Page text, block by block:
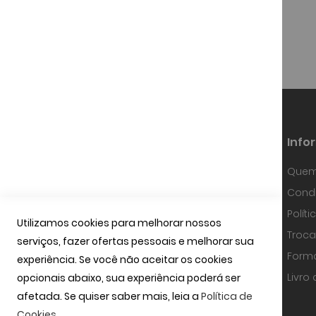
contínua evolução, investindo em
equipamentos de alta precisão, na
tecnologia óptica mais avançada e
uma equipa com técnicos
especializados.
Livro
Utilizamos cookies para melhorar nossos
serviços, fazer ofertas pessoais e melhorar sua
experiência. Se você não aceitar os cookies
opcionais abaixo, sua experiência poderá ser
afetada. Se quiser saber mais, leia a Política de